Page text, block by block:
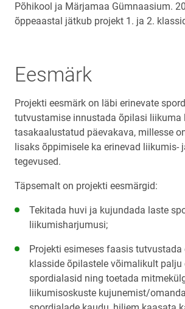
Põhikool ja Märjamaa Gümnaasium.
õppeaastal jätkub projekt 1. ja 2.
Eesmärk
Projekti eesmärk on läbi erinevate
tutvustamise innustada õpilasi liikuma
tasakaalustatud päevakava, millesse
lisaks õppimisele ka erinevad liikumis-
tegevused.
Täpsemalt on projekti eesmärgid:
Tekitada huvi ja kujundada laste
liikumisharjumusi;
Projekti esimeses faasis tutvustada
klasside õpilastele võimalikult palju
spordialasid ning toetada
liikumisoskuste kujunemist/